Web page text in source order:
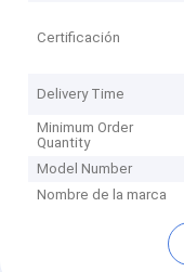
Certificación
Delivery Time
Minimum Order
Quantity
Model Number
Nombre de la marca